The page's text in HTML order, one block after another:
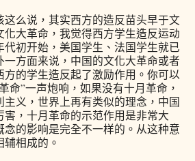
么说，其实西方的造反苗头早于文
大革命，我觉得西方学生造反运动
代初开始，美国学生、法国学生就已
方面来说，中国的文化大革命或者
方的学生造反起了激励作用。你可以
命”一声炮响，如果没有十月革命，
主义，世界上再有类似的理念，中国
，十月革命的示范作用是非常大
念的影响是完全不一样的。从这种意
相成的。